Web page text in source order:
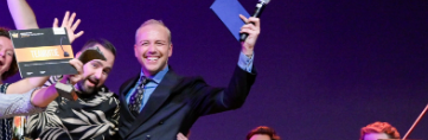
CATEGORIEËN
GEEN